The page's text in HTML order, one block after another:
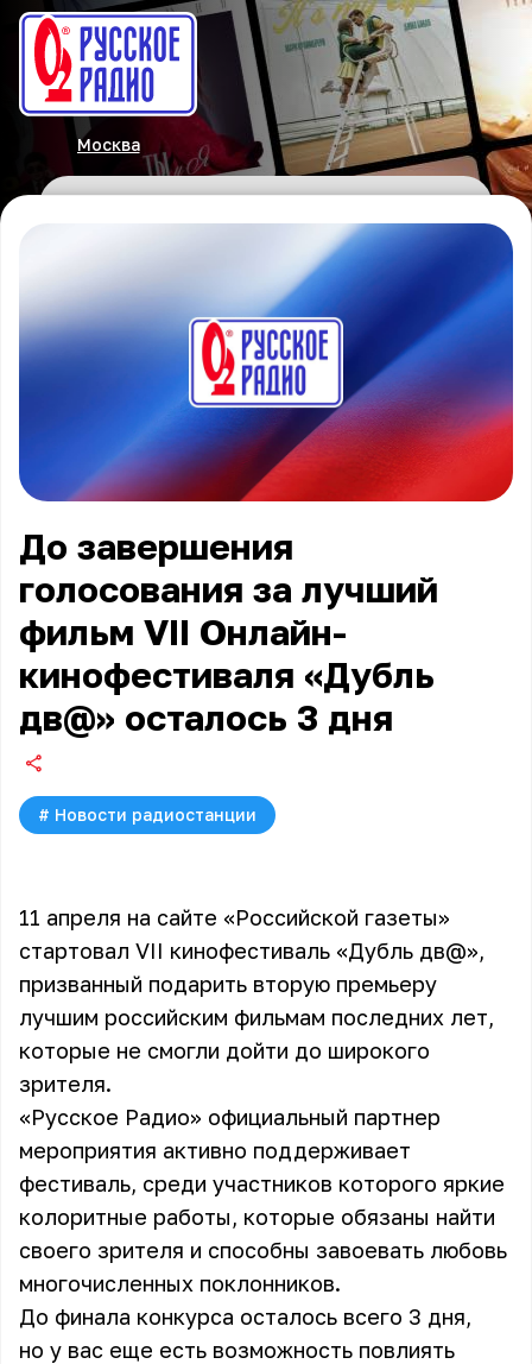
Москва
До завершения
голосования за лучший
фильм VII Онлайн-
кинофестиваля «Дубль
дв@» осталось 3 дня
# Новости радиостанции
11 апреля на сайте «Российской газеты»
стартовал VII кинофестиваль «Дубль дв@»,
призванный подарить вторую премьеру
лучшим российским фильмам последних лет,
которые не смогли дойти до широкого
зрителя.
«Русское Радио» официальный партнер
мероприятия активно поддерживает
фестиваль, среди участников которого яркие
колоритные работы, которые обязаны найти
своего зрителя и способны завоевать любовь
многочисленных поклонников.
До финала конкурса осталось всего 3 дня,
но у вас еще есть возможность повлиять